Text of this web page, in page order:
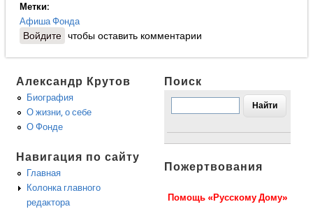
Метки:
Афиша Фонда
Войдите чтобы оставить комментарии
Александр Крутов
Биография
О жизни, о себе
О Фонде
Навигация по сайту
Главная
Колонка главного
редактора
Поиск
Пожертвования
Помощь «Русскому Дому»